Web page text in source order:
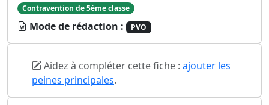
Contravention de 5ème classe
Mode de rédaction : PVO
Aidez à compléter cette fiche : ajouter les
peines principales.